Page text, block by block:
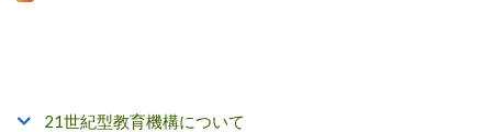
21世紀型教育機構について